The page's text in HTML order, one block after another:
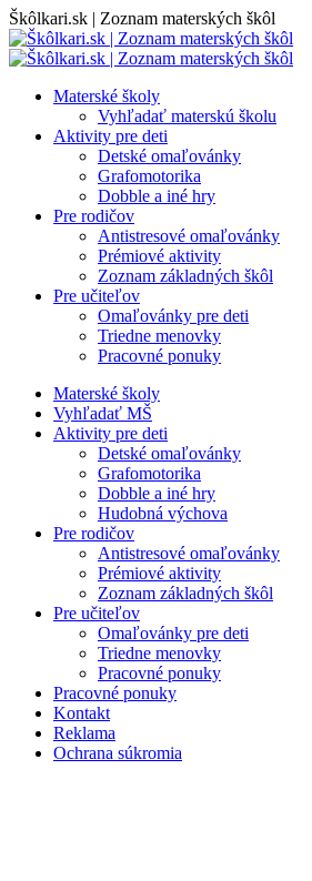
Skip
to
content
Škôlkari.sk | Zoznam materských škôl
Materské školy
Vyhľadať materskú školu
Aktivity pre deti
Detské omaľovánky
Grafomotorika
Dobble a iné hry
Pre rodičov
Antistresové omaľovánky
Prémiové aktivity
Zoznam základných škôl
Pre učiteľov
Omaľovánky pre deti
Triedne menovky
Pracovné ponuky
Materské školy
Vyhľadať MŠ
Aktivity pre deti
Detské omaľovánky
Grafomotorika
Dobble a iné hry
Hudobná výchova
Pre rodičov
Antistresové omaľovánky
Prémiové aktivity
Zoznam základných škôl
Pre učiteľov
Omaľovánky pre deti
Triedne menovky
Pracovné ponuky
Pracovné ponuky
Kontakt
Reklama
Ochrana súkromia